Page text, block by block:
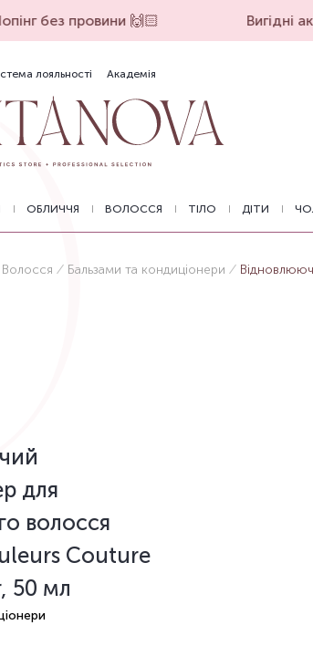
без провини 🙌🏻 Вигідні
лояльності Академія
ОБЛИЧЧЯ ВОЛОССЯ ТІЛО ДІТИ
Волосся Бальзами та кондиціонери
для
волосся
Couture
50 мл